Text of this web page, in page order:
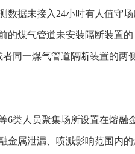
据未接入24小时有人值守场
的煤气管道未安装隔断装置的
同一煤气管道隔断装置的
类人员聚集场所设置在熔融
金属泄漏、喷溅影响范围内